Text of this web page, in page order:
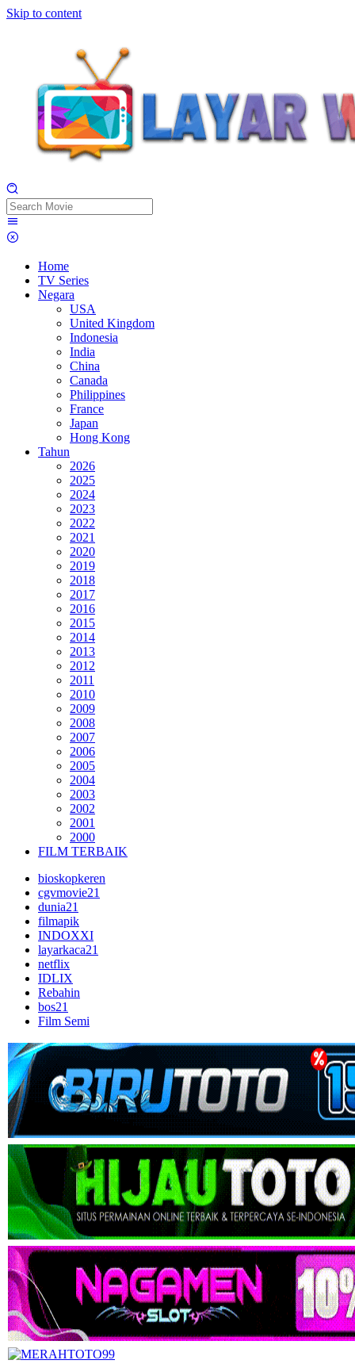
Skip to content
Home
TV Series
Negara
USA
United Kingdom
Indonesia
India
China
Canada
Philippines
France
Japan
Hong Kong
Tahun
2026
2025
2024
2023
2022
2021
2020
2019
2018
2017
2016
2015
2014
2013
2012
2011
2010
2009
2008
2007
2006
2005
2004
2003
2002
2001
2000
FILM TERBAIK
bioskopkeren
cgvmovie21
dunia21
filmapik
INDOXXI
layarkaca21
netflix
IDLIX
Rebahin
bos21
Film Semi